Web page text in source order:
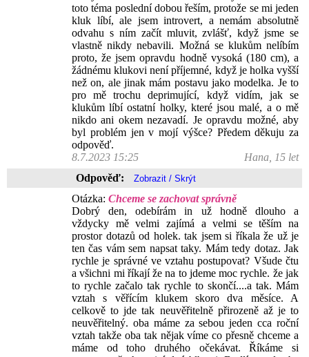
toto téma poslední dobou řeším, protože se mi jeden
kluk líbí, ale jsem introvert, a nemám absolutně
odvahu s ním začít mluvit, zvlášť, když jsme se
vlastně nikdy nebavili. Možná se klukům nelíbím
proto, že jsem opravdu hodně vysoká (180 cm), a
žádnému klukovi není příjemné, když je holka vyšší
než on, ale jinak mám postavu jako modelka. Je to
pro mě trochu deprimující, když vidím, jak se
klukům líbí ostatní holky, které jsou malé, a o mě
nikdo ani okem nezavadí. Je opravdu možné, aby
byl problém jen v mojí výšce? Předem děkuju za
odpověď.
8.7.2023 15:25
Hana, 15 let
Odpověď:
Otázka: Chceme se zachovat správně
Dobrý den, odebírám in už hodně dlouho a
vždycky mě velmi zajímá a velmi se těším na
prostor dotazů od holek. tak jsem si říkala že už je
ten čas vám sem napsat taky. Mám tedy dotaz. Jak
rychle je správné ve vztahu postupovat? Všude čtu
a všichni mi říkají že na to jdeme moc rychle. že jak
to rychle začalo tak rychle to skončí....a tak. Mám
vztah s věřícím klukem skoro dva měsíce. A
celkově to jde tak neuvěřitelně přirozeně až je to
neuvěřitelný. oba máme za sebou jeden cca roční
vztah takže oba tak nějak víme co přesně chceme a
máme od toho druhého očekávat. Říkáme si